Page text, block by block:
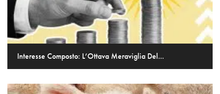
Interesse Composto: L’Ottava Meraviglia Del...